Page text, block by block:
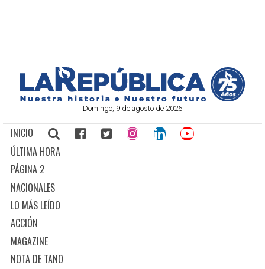
Domingo, 9 de agosto de 2026
INICIO
ÚLTIMA HORA
PÁGINA 2
NACIONALES
LO MÁS LEÍDO
ACCIÓN
MAGAZINE
NOTA DE TANO